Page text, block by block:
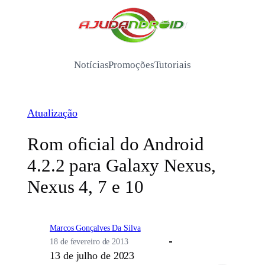
/
NotíciasPromoçõesTutoriais
Atualização
Rom oficial do Android
4.2.2 para Galaxy Nexus,
Nexus 4, 7 e 10
Marcos Gonçalves Da Silva
18 de fevereiro de 2013
13 de julho de 2023